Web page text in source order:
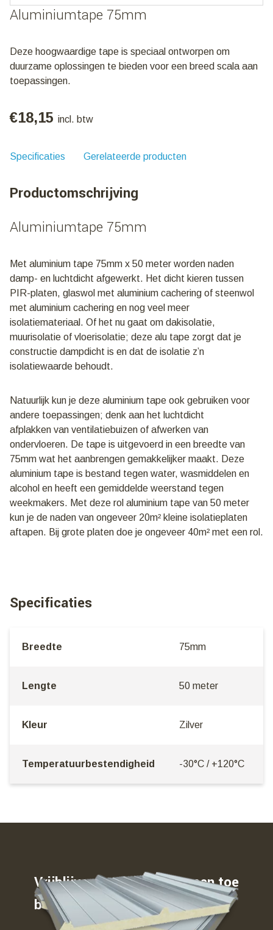
Aluminiumtape 75mm
Deze hoogwaardige tape is speciaal ontworpen om
duurzame oplossingen te bieden voor een breed scala aan
toepassingen.
€18,15 incl. btw
Specificaties Gerelateerde producten
Productomschrijving
Aluminiumtape 75mm
Met aluminium tape 75mm x 50 meter worden naden
damp- en luchtdicht afgewerkt. Het dicht kieren tussen
PIR-platen, glaswol met aluminium cachering of steenwol
met aluminium cachering en nog veel meer
isolatiemateriaal. Of het nu gaat om dakisolatie,
muurisolatie of vloerisolatie; deze alu tape zorgt dat je
constructie dampdicht is en dat de isolatie z’n
isolatiewaarde behoudt.
Natuurlijk kun je deze aluminium tape ook gebruiken voor
andere toepassingen; denk aan het luchtdicht
afplakken van ventilatiebuizen of afwerken van
ondervloeren. De tape is uitgevoerd in een breedte van
75mm wat het aanbrengen gemakkelijker maakt. Deze
aluminium tape is bestand tegen water, wasmiddelen en
alcohol en heeft een gemiddelde weerstand tegen
weekmakers. Met deze rol aluminium tape van 50 meter
kun je de naden van ongeveer 20m² kleine isolatieplaten
aftapen. Bij grote platen doe je ongeveer 40m² met een rol.
Specificaties
Breedte 75mm
Lengte 50 meter
Kleur Zilver
Temperatuurbestendigheid -30°C / +120°C
Vrijblijvend weten waar u aan toe
bent…